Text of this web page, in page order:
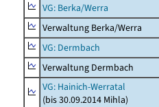
VG: Berka/Werra
Verwaltung Berka/Werra
VG: Dermbach
Verwaltung Dermbach
VG: Hainich-Werratal
(bis 30.09.2014 Mihla)